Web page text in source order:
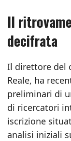
Il
decifrata
Il direttore del
Reale, ha
preliminari di
di ricercatori
iscrizione
analisi iniziali